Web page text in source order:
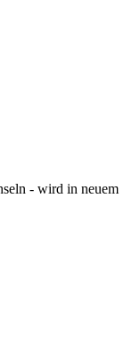
- wird in neuem